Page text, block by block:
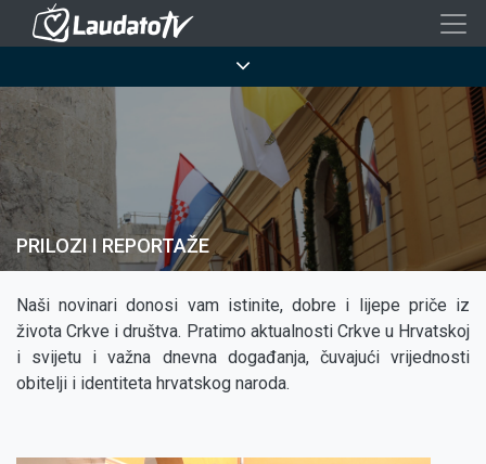
Skoči
sadržaj
PRILOZI I REPORTAŽE
Naši novinari donosi vam istinite, dobre i lijepe priče iz
života Crkve i društva. Pratimo aktualnosti Crkve u Hrvatskoj
i svijetu i važna dnevna događanja, čuvajući vrijednosti
obitelji i identiteta hrvatskog naroda.